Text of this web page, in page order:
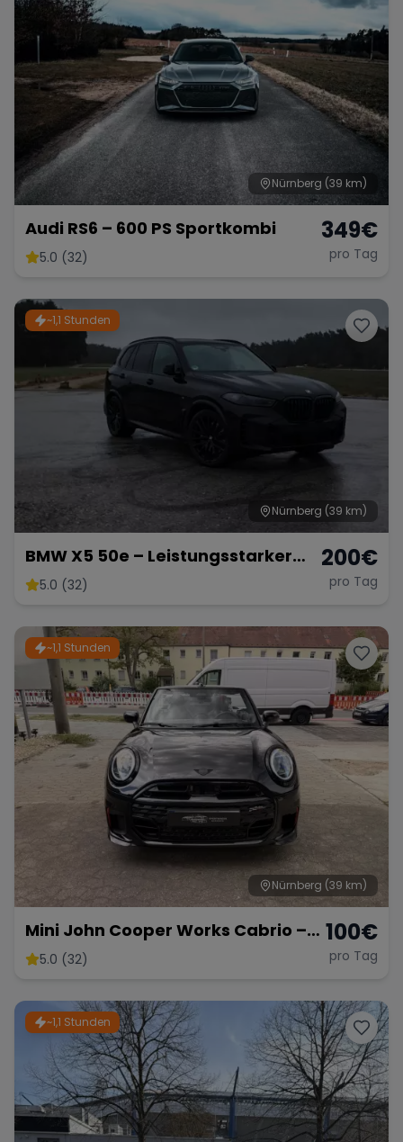
Nürnberg (39 km)
Audi RS6 – 600 PS Sportkombi
5.0 (32)
349€
pro Tag
~1,1 Stunden
Nürnberg (39 km)
BMW X5 50e – Leistungsstarker
Hybrid-SUV mit 489 PS
5.0 (32)
200€
pro Tag
~1,1 Stunden
Nürnberg (39 km)
Mini John Cooper Works Cabrio –
Fahrspaß Offenes Verdeck
5.0 (32)
100€
pro Tag
~1,1 Stunden